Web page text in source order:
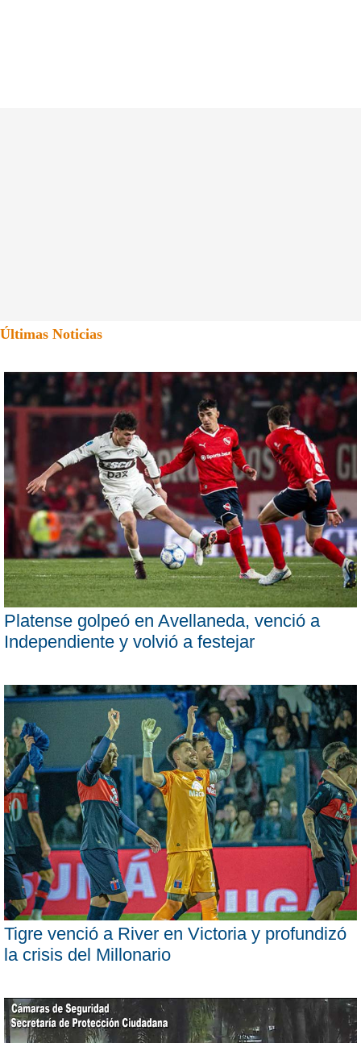
Últimas Noticias
Platense golpeó en Avellaneda, venció a
Independiente y volvió a festejar
Tigre venció a River en Victoria y profundizó
la crisis del Millonario